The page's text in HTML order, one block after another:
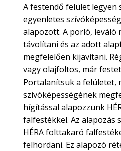
A festendő felület legyen
egyenletes
alapozott. A porló, leváló
távolítani és az adott
megfelelően kijavítani.
vagy olajfoltos, már
Portalanítsuk a felületet,
szívóképességének
hígítással alapozzunk
falfestékkel. Az alapozás
HÉRA folttakaró
felhordani. Ez alapozó